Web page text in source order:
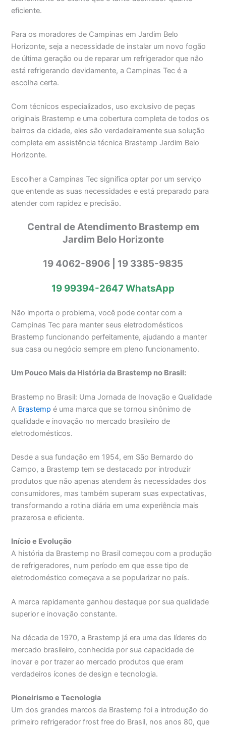
eficiente.
Para os moradores de Campinas em Jardim Belo
Horizonte, seja a necessidade de instalar um novo fogão
de última geração ou de reparar um refrigerador que não
está refrigerando devidamente, a Campinas Tec é a
escolha certa.
Com técnicos especializados, uso exclusivo de peças
originais Brastemp e uma cobertura completa de todos os
bairros da cidade, eles são verdadeiramente sua solução
completa em assistência técnica Brastemp Jardim Belo
Horizonte.
Escolher a Campinas Tec significa optar por um serviço
que entende as suas necessidades e está preparado para
atender com rapidez e precisão.
Central de Atendimento Brastemp em
Jardim Belo Horizonte
19 4062-8906 | 19 3385-9835
19 99394-2647WhatsApp
Não importa o problema, você pode contar com a
Campinas Tec para manter seus eletrodomésticos
Brastemp funcionando perfeitamente, ajudando a manter
sua casa ou negócio sempre em pleno funcionamento.
Um Pouco Mais da História da Brastemp no Brasil:
Brastemp no Brasil: Uma Jornada de Inovação e Qualidade
A Brastemp é uma marca que se tornou sinônimo de
qualidade e inovação no mercado brasileiro de
eletrodomésticos.
Desde a sua fundação em 1954, em São Bernardo do
Campo, a Brastemp tem se destacado por introduzir
produtos que não apenas atendem às necessidades dos
consumidores, mas também superam suas expectativas,
transformando a rotina diária em uma experiência mais
prazerosa e eficiente.
Início e Evolução
A história da Brastemp no Brasil começou com a produção
de refrigeradores, num período em que esse tipo de
eletrodoméstico começava a se popularizar no país.
A marca rapidamente ganhou destaque por sua qualidade
superior e inovação constante.
Na década de 1970, a Brastemp já era uma das líderes do
mercado brasileiro, conhecida por sua capacidade de
inovar e por trazer ao mercado produtos que eram
verdadeiros ícones de design e tecnologia.
Pioneirismo e Tecnologia
Um dos grandes marcos da Brastemp foi a introdução do
primeiro refrigerador frost free do Brasil, nos anos 80, que